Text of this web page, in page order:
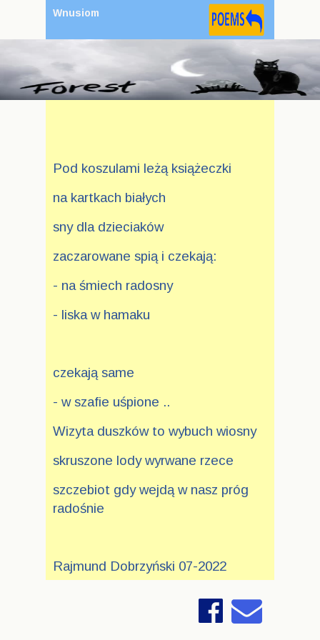
Wnusiom
Pod koszulami leżą książeczki
na kartkach białych
sny dla dzieciaków
zaczarowane spią i czekają:
- na śmiech radosny
- liska w hamaku
czekają same
- w szafie uśpione ..
Wizyta duszków to wybuch wiosny
skruszone lody wyrwane rzece
szczebiot gdy wejdą w nasz próg
radośnie
Rajmund Dobrzyński 07-2022